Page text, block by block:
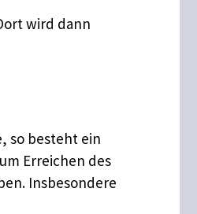
wird dann
so besteht ein
Erreichen des
Insbesondere